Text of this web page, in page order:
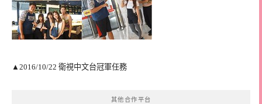
▲2016/10/22 衛視中文台冠軍任務
其他合作平台